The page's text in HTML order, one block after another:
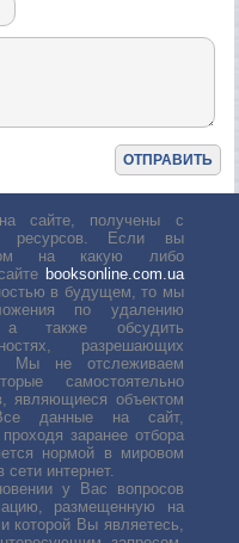
сайте, получены с
ресурсов. Если вы
на какую либо
booksonline.com.ua
в будущем, то мы
по удалению
а также обсудить
разрешающих
Мы не отслеживаем
самостоятельно
являющиеся объектом
данные на сайт,
заранее отбора
нормой в мировом
интернет.
у Вас вопросов
размещенную на
которой Вы являетесь,